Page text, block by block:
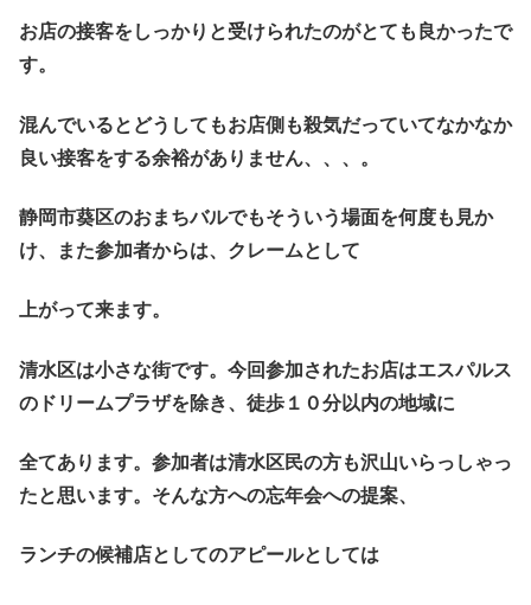
お店の接客をしっかりと受けられたのがとても良かったで
す。
混んでいるとどうしてもお店側も殺気だっていてなかなか
良い接客をする余裕がありません、、、。
静岡市葵区のおまちバルでもそういう場面を何度も見か
け、また参加者からは、クレームとして
上がって来ます。
清水区は小さな街です。今回参加されたお店はエスパルス
のドリームプラザを除き、徒歩１０分以内の地域に
全てあります。参加者は清水区民の方も沢山いらっしゃっ
たと思います。そんな方への忘年会への提案、
ランチの候補店としてのアピールとしては